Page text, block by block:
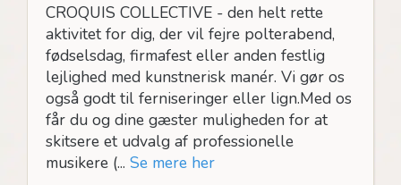
CROQUIS COLLECTIVE - den helt rette
aktivitet for dig, der vil fejre polterabend,
fødselsdag, firmafest eller anden festlig
lejlighed med kunstnerisk manér. Vi gør os
også godt til ferniseringer eller lign.Med os
får du og dine gæster muligheden for at
skitsere et udvalg af professionelle
musikere (... Se mere her